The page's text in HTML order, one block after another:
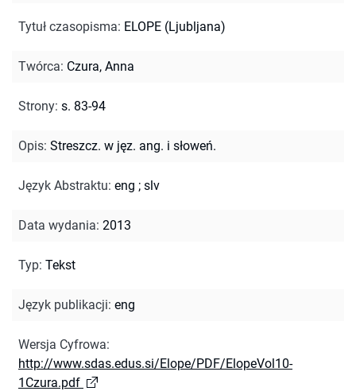
Tytuł czasopisma: ELOPE (Ljubljana)
Twórca: Czura, Anna
Strony: s. 83-94
Opis: Streszcz. w jęz. ang. i słoweń.
Język Abstraktu: eng ; slv
Data wydania: 2013
Typ: Tekst
Język publikacji: eng
Wersja Cyfrowa:
http://www.sdas.edus.si/Elope/PDF/ElopeVol10-
1Czura.pdf